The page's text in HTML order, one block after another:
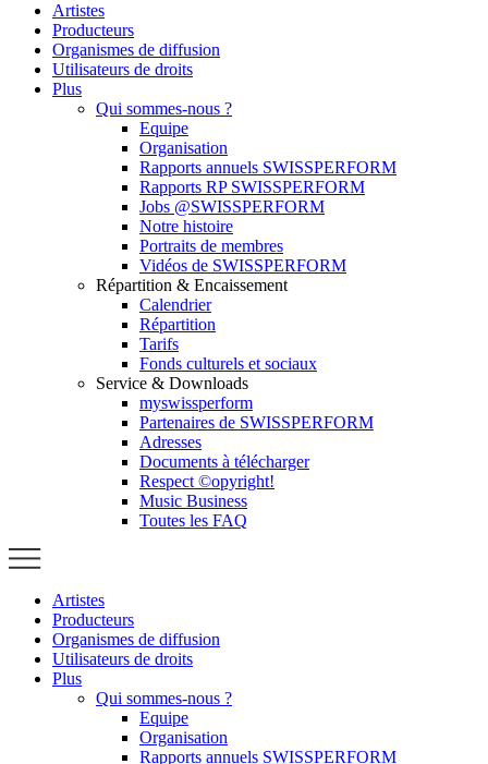
Artistes
Producteurs
Organismes de diffusion
Utilisateurs de droits
Plus
Qui sommes-nous ?
Equipe
Organisation
Rapports annuels SWISSPERFORM
Rapports RP SWISSPERFORM
Jobs @SWISSPERFORM
Notre histoire
Portraits de membres
Vidéos de SWISSPERFORM
Répartition & Encaissement
Calendrier
Répartition
Tarifs
Fonds culturels et sociaux
Service & Downloads
myswissperform
Partenaires de SWISSPERFORM
Adresses
Documents à télécharger
Respect ©opyright!
Music Business
Toutes les FAQ
Artistes
Producteurs
Organismes de diffusion
Utilisateurs de droits
Plus
Qui sommes-nous ?
Equipe
Organisation
Rapports annuels SWISSPERFORM